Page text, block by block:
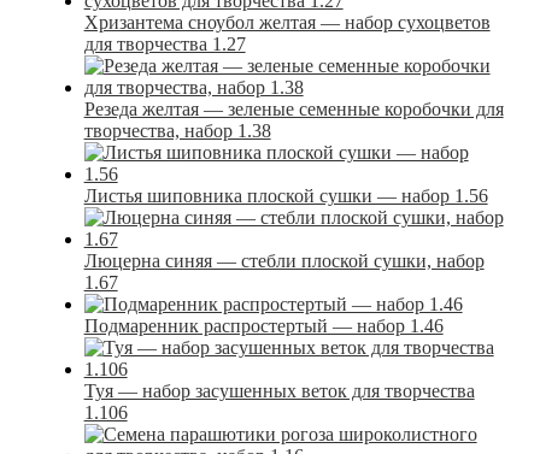
Хризантема сноубол желтая — набор сухоцветов
для творчества 1.27
Резеда желтая — зеленые семенные коробочки для
творчества, набор 1.38
Листья шиповника плоской сушки — набор 1.56
Люцерна синяя — стебли плоской сушки, набор
1.67
Подмаренник распростертый — набор 1.46
Туя — набор засушенных веток для творчества
1.106